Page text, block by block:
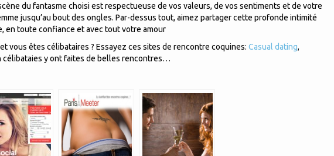
du fantasme choisi est respectueuse de vos valeurs, de vos sentiments et de votre
jusqu’au bout des ongles. Par-dessus tout, aimez partager cette profonde intimité
en toute confiance et avec tout votre amour
vous êtes célibataires ? Essayez ces sites de rencontre coquines: Casual dating,
célibataies y ont faites de belles rencontres…